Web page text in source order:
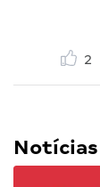
2